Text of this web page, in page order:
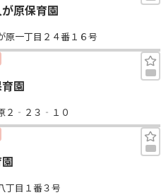
原保育園
原一丁目２４番１６号
園
２‐２３‐１０
丁目１番３号